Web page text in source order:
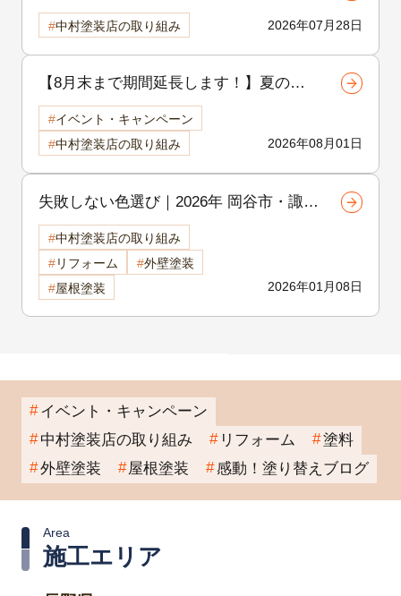
パート外壁塗装で後悔しないための選び
方
2026年07月28日
中村塗装店の取り組み
【8月末まで期間延長します！】夏の地
域感謝祭開催中！外壁・屋根リフォーム
をご検討中の方へ
2026年08月01日
イベント・キャンペーン
中村塗装店の取り組み
失敗しない色選び｜2026年 岡谷市・諏訪
市の外壁・屋根カラー人気ランキング
岡谷市の屋根・外壁塗装専門店が徹底解
説
2026年01月08日
中村塗装店の取り組み
リフォーム
外壁塗装
屋根塗装
イベント・キャンペーン
中村塗装店の取り組み
リフォーム
塗料
外壁塗装
屋根塗装 感動！塗り替えブログ
施工エリア
Area